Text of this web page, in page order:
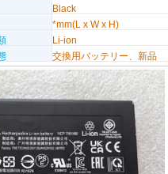
Black
*mm(L x W x H)
Li-ion
交換用バッテリー、新品